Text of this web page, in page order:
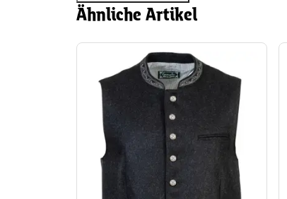
Ähnliche Artikel